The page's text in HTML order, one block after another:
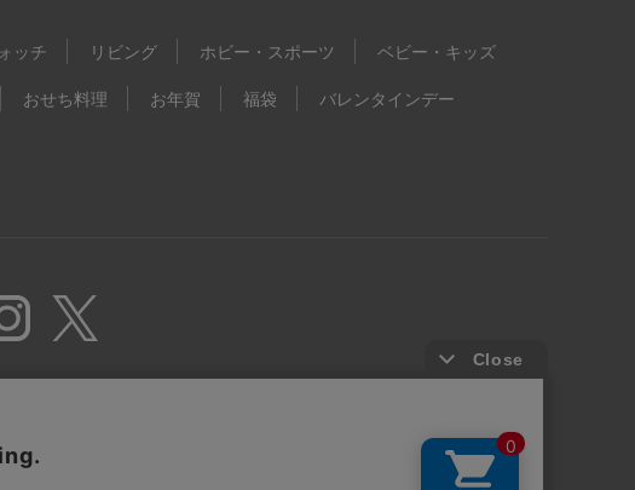
ッチ リビング ホビー・スポーツ ベビー・キッズ
おせち料理 お年賀 福袋
バレンタインデー
シー